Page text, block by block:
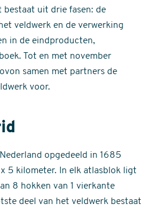
bestaat uit drie fasen: de
veldwerk en de verwerking
in de eindproducten,
Tot en met november
samen met partners de
voor.
opgedeeld in 1685
5 kilometer. In elk atlasblok ligt
8 hokken van 1 vierkante
deel van het veldwerk bestaat